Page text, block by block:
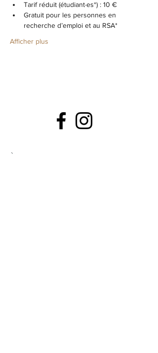
Tarif réduit (étudiant·es*) : 10 €
Gratuit pour les personnes en
recherche d’emploi et au RSA*
Afficher plus
À DEUX PAS DE PARIS